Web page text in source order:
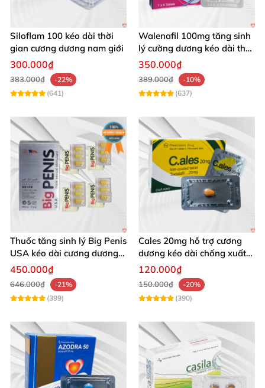
Siloflam 100 kéo dài thời
gian cương dương nam giới
300.000₫
383.000₫
-22%
(641)
Walenafil 100mg tăng sinh
lý cường dương kéo dài thời
gian
350.000₫
389.000₫
-10%
(637)
Thuốc tăng sinh lý Big Penis
USA kéo dài cương dương
chống xuất tinh sớm
450.000₫
646.000₫
-21%
(399)
Cales 20mg hỗ trợ cương
dương kéo dài chống xuất
tinh sớm thành phần
120.000₫
150.000₫
-20%
(390)